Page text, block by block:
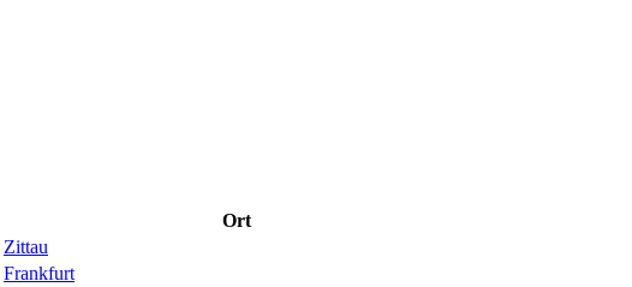
Ort
Zittau
Frankfurt